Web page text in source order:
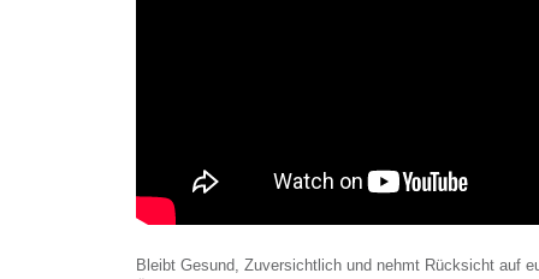
Bleibt Gesund, Zuversichtlich und nehmt Rücksicht auf